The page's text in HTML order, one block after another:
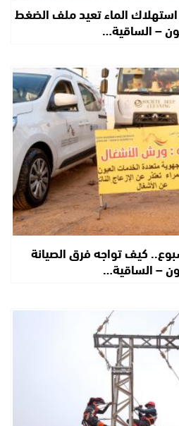
الماء تعيد ملف الضغط
– الساقية…
كيف تواجه فرق الصيانة
– الساقية…